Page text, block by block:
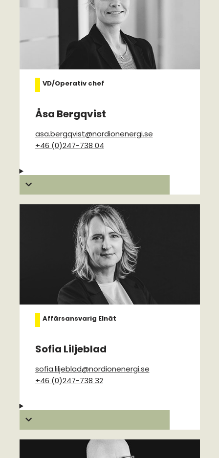
VD/Operativ chef
Åsa Bergqvist
asa.bergqvist@nordionenergi.se
+46 (0)247-738 04
Affärsansvarig Elnät
Sofia Liljeblad
sofia.liljeblad@nordionenergi.se
+46 (0)247-738 32